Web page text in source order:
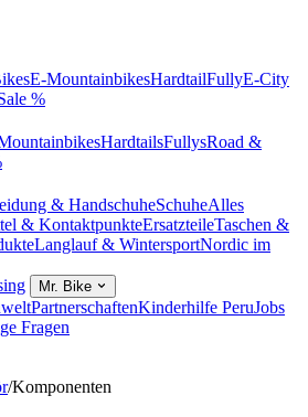
E-MountainbikesHardtailFullyE-City
%
HardtailsFullysRoad &
& HandschuheSchuheAlles
& KontaktpunkteErsatzteileTaschen &
Langlauf & WintersportNordic im
Mr. Bike
PartnerschaftenKinderhilfe PeruJobs
Fragen
/Komponenten